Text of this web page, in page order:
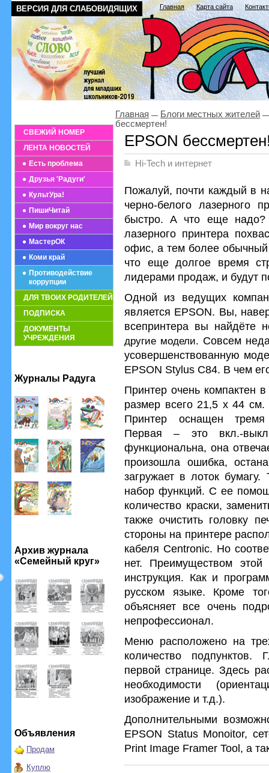
ВЕРСИЯ ДЛЯ СЛАБОВИДЯЩИХ Главная Карта сайта
СВЕЖИЙ НОМЕР
ЛЕНТА НОВОСТЕЙ
Есть проблема
Друзья 'Радуги'
КультУра!
ПишиЧитай
Мир вокруг нас
МастерОК
Коми край
Противодействие
коррупции
ДЛЯ ТВОИХ РОДИТЕЛЕЙ
ПОДПИСКА
ДОКУМЕНТЫ
УЧРЕЖДЕНИЯ
Журналы Радуга
Архив журнала
«Семейный круг»
Объявления
Продам
Куплю
Главная
Блоги местных жителей
бессмертен!
EPSON
Hi-Tech и интернет
Пожалуй, почти каждый в
черно-белого лазерного
быстро. А что еще надо?
лазерного принтера
офис, а тем более обычный
что еще долгое время
лидерами продаж, и будут
Одной из ведущих
является EPSON. Вы,
всепринтера вы найдёте
другие модели. Совсем
усовершенствованную
EPSON Stylus С84. В чем
Принтер очень компактен
размер всего 21,5 х 44
Принтер оснащен
Первая – это вкл.-
функциональна, она
произошла ошибка,
загружает в лоток
набор функций. С ее
количество краски,
также очистить головку
стороны на принтере
кабеля Centronic. Но
нет. Преимуществом
инструкция. Как и
русском языке. Кроме
объясняет все очень
непрофессионал.
Меню расположено на
количество
первой странице. Здесь
необходимости
изображение и т.д.).
Дополнительными
EPSON Status Monoitor,
Print Image Framer Tool, а